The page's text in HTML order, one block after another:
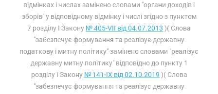
відмінках і числах замінено словами "органи доходів і
зборів" у відповідному відмінку і числі згідно з пунктом
7 розділу I Закону № 405-VII від 04.07.2013 )( Слова
"забезпечує формування та реалізує державну
податкову і митну політику" замінено словами "реалізує
державну митну політику" відповідно до пункту 1
розділу I Закону № 141-IX від 02.10.2019 )( Слова
"забезпечує формування та реалізує державну